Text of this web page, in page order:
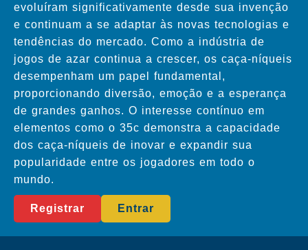
evoluíram significativamente desde sua invenção
e continuam a se adaptar às novas tecnologias e
tendências do mercado. Como a indústria de
jogos de azar continua a crescer, os caça-níqueis
desempenham um papel fundamental,
proporcionando diversão, emoção e a esperança
de grandes ganhos. O interesse contínuo em
elementos como o 35c demonstra a capacidade
dos caça-níqueis de inovar e expandir sua
popularidade entre os jogadores em todo o
mundo.
Registrar Entrar